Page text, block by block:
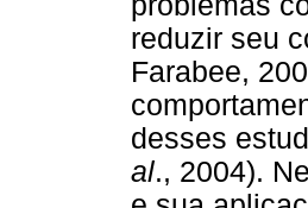
reduzir seu
Farabee,
desses
al., 2004).